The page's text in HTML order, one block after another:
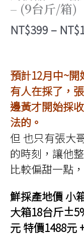
– (9台斤/箱)
NT$399 – NT$
預計12月中~
有人在採了，
邊黃才開始採
法的。
但 也只有張大
的時刻，讓他
比較偏甜一點
鮮採產地價 小
大箱18台斤
元 特價1488元